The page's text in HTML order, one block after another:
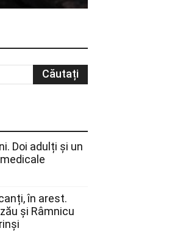
Doi adulți și un
în arest.
și Râmnicu